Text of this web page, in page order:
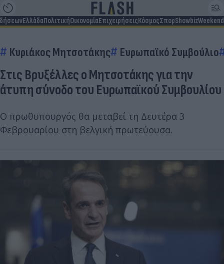
ΕλλάδαΠολιτικήΟικονομίαΕπιχειρήσειςΚόσμοςΣπορShowbizWeekend
Κυριάκος Μητσοτάκης Ευρωπαϊκό Συμβούλιο
Στις Βρυξέλλες ο Μητσοτάκης για την
άτυπη σύνοδο του Ευρωπαϊκού Συμβουλίου
Ο πρωθυπουργός θα μεταβεί τη Δευτέρα 3
Φεβρουαρίου στη βελγική πρωτεύουσα.